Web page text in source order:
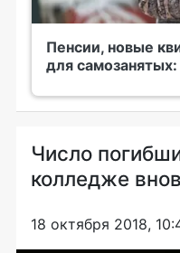
Пенсии, новые
для самозанятых:
Число
колледже
18 октября 2018,